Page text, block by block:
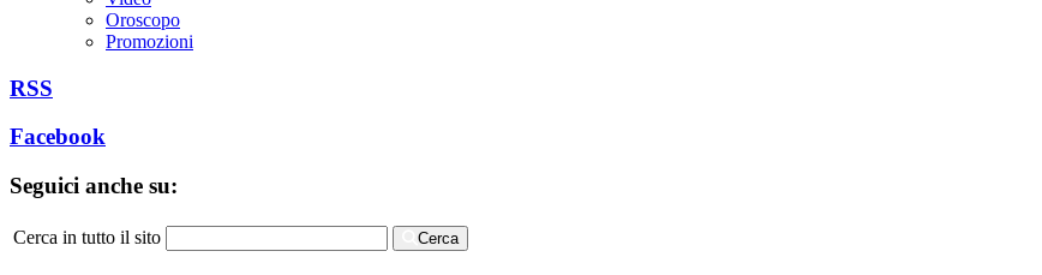
Oroscopo
Promozioni
RSS
Facebook
Seguici anche su:
Cerca in tutto il sito Cerca